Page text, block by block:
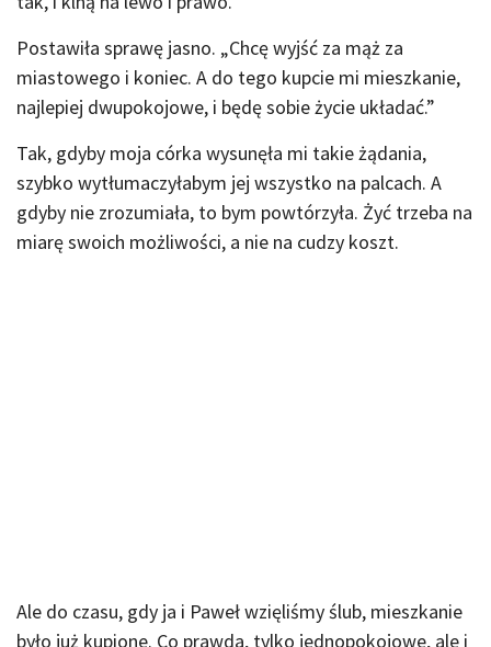
Postawiła sprawę jasno. „Chcę wyjść za mąż za
miastowego i koniec. A do tego kupcie mi mieszkanie,
najlepiej dwupokojowe, i będę sobie życie układać.”
Tak, gdyby moja córka wysunęła mi takie żądania,
szybko wytłumaczyłabym jej wszystko na palcach. A
gdyby nie zrozumiała, to bym powtórzyła. Żyć trzeba na
miarę swoich możliwości, a nie na cudzy koszt.
Ale do czasu, gdy ja i Paweł wzięliśmy ślub, mieszkanie
było już kupione. Co prawda, tylko jednopokojowe, ale i